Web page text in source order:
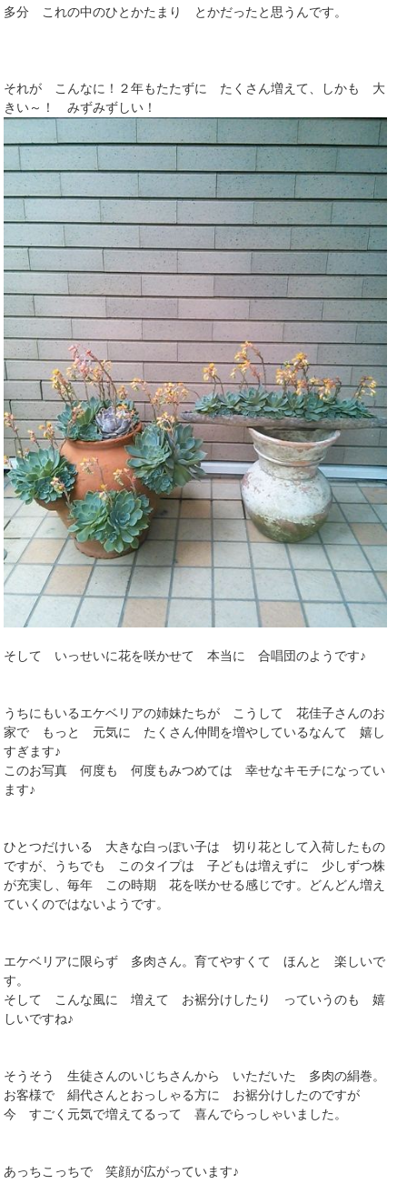
多分 これの中のひとかたまり とかだったと思うんです。
それが こんなに！２年もたたずに たくさん増えて、しかも 大
きい～！ みずみずしい！
そして いっせいに花を咲かせて 本当に 合唱団のようです♪
うちにもいるエケベリアの姉妹たちが こうして 花佳子さんのお
家で もっと 元気に たくさん仲間を増やしているなんて 嬉し
すぎます♪
このお写真 何度も 何度もみつめては 幸せなキモチになってい
ます♪
ひとつだけいる 大きな白っぽい子は 切り花として入荷したもの
ですが、うちでも このタイプは 子どもは増えずに 少しずつ株
が充実し、毎年 この時期 花を咲かせる感じです。どんどん増え
ていくのではないようです。
エケベリアに限らず 多肉さん。育てやすくて ほんと 楽しいで
す。
そして こんな風に 増えて お裾分けしたり っていうのも 嬉
しいですね♪
そうそう 生徒さんのいじちさんから いただいた 多肉の絹巻。
お客様で 絹代さんとおっしゃる方に お裾分けしたのですが
今 すごく元気で増えてるって 喜んでらっしゃいました。
あっちこっちで 笑顔が広がっています♪